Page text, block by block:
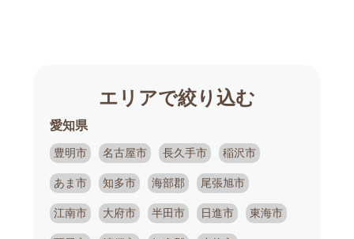
エリアで絞り込む
愛知県
豊明市 名古屋市 長久手市 稲沢市
あま市 知多市 海部郡 尾張旭市
江南市 大府市 半田市 日進市 東海市